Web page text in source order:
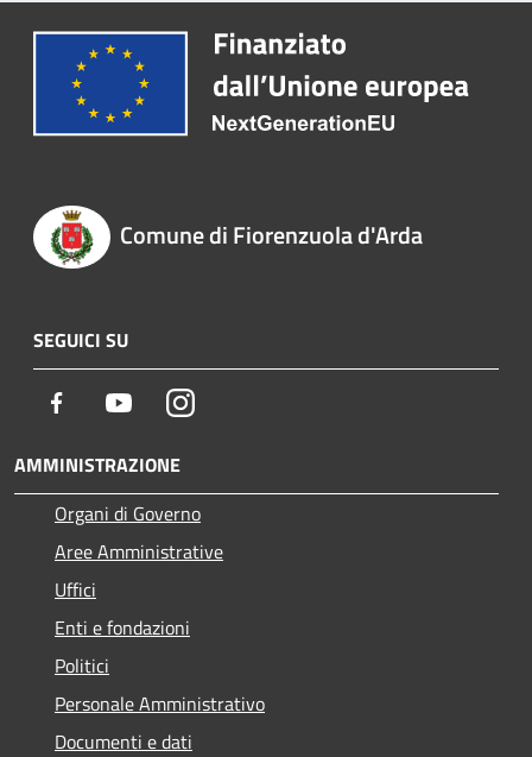
Comune di Fiorenzuola d'Arda
SEGUICI SU
Facebook YoutubeInstagram
AMMINISTRAZIONE
Organi di Governo
Aree Amministrative
Uffici
Enti e fondazioni
Politici
Personale Amministrativo
Documenti e dati